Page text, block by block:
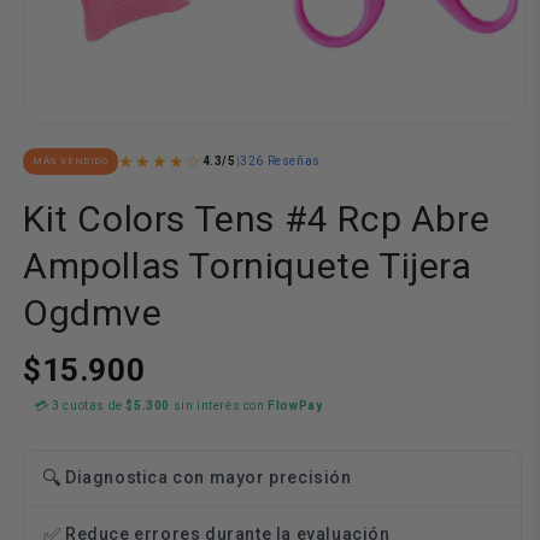
elemento
multimedia
en
una
modal
MÁS VENDIDO ★★★★☆ 4.3/5 |326 Reseñas
Kit Colors Tens #4 Rcp Abre
Ampollas Torniquete Tijera
Ogdmve
$15.900
💳 3 cuotas de $5.300 sin interés con FlowPay
🔍 Diagnostica con mayor precisión
✅ Reduce errores durante la evaluación